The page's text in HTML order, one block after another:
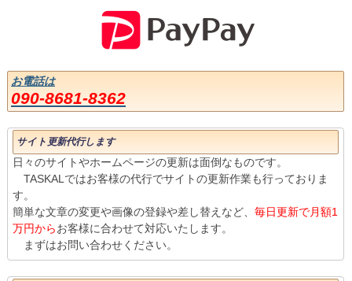
お電話は
090-8681-8362
サイト更新代行します
日々のサイトやホームページの更新は面倒なものです。
TASKALではお客様の代行でサイトの更新作業も行っておりま
す。
簡単な文章の変更や画像の登録や差し替えなど、 毎日更新で月額1
万円からお客様に合わせて対応いたします。
まずはお問い合わせください。